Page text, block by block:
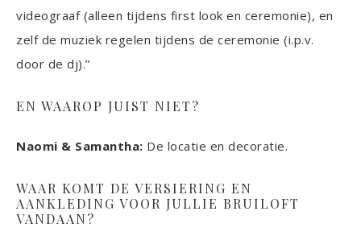
videograaf (alleen tijdens first look en ceremonie), en
zelf de muziek regelen tijdens de ceremonie (i.p.v.
door de dj).”
EN WAAROP JUIST NIET?
Naomi & Samantha: De locatie en decoratie.
WAAR KOMT DE VERSIERING EN
AANKLEDING VOOR JULLIE BRUILOFT
VANDAAN?